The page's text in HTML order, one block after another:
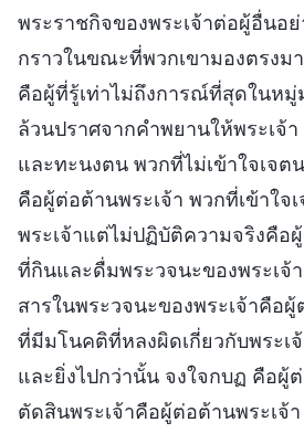
พระราชกิจของพระเจ้าต่อผู้อื่นอย่
กราวในขณะที่พวกเขามองตรง
คือผู้ที่รู้เท่าไม่ถึงการณ์ที่สุดในห
ล้วนปราศจากคำพยานให้พระเจ้
และทะนงตน พวกที่ไม่เข้าใจเจต
คือผู้ต่อต้านพระเจ้า พวกที่เข้าใจ
พระเจ้าแต่ไม่ปฏิบัติความจริงคือ
ที่กินและดื่มพระวจนะของพระเจ้
สารในพระวจนะของพระเจ้าคือ
ที่มีมโนคติที่หลงผิดเกี่ยวกับพระเ
และยิ่งไปกว่านั้น จงใจกบฏ คือผู้
ตัดสินพระเจ้าคือผู้ต่อต้านพระเจ้